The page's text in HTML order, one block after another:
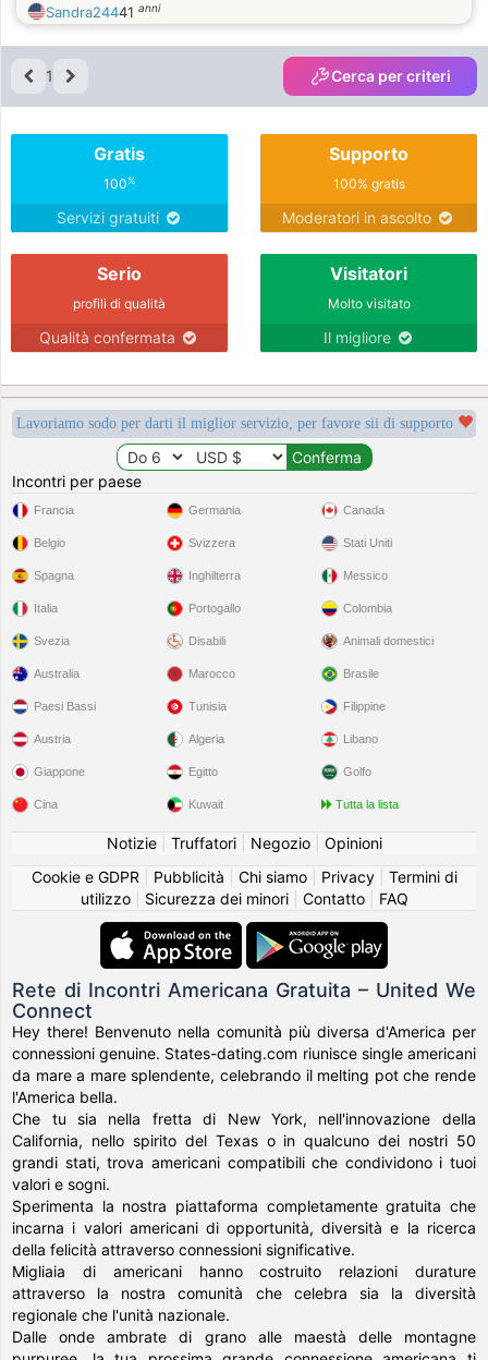
Sandra24441 anni
1 Cerca per criteri
Gratis
100%
Servizi gratuiti
Supporto
100% gratis
Moderatori in ascolto
Serio
profili di qualità
Qualità confermata
Visitatori
Molto visitato
Il migliore
Lavoriamo sodo per darti il miglior servizio, per favore sii di supporto
Incontri per paese
Francia
Belgio
Spagna
Italia
Svezia
Germania
Svizzera
Inghilterra
Portogallo
Disabili
Canada
Stati Uniti
Messico
Colombia
Animali domestici
Australia
Paesi Bassi
Austria
Giappone
Cina
Marocco
Tunisia
Algeria
Egitto
Kuwait
Brasile
Filippine
Libano
Golfo
Tutta la lista
Notizie| Truffatori| Negozio| Opinioni
Cookie e GDPR
Pubblicità Chi siamo| Privacy| Termini di
utilizzo| Sicurezza dei minori| Contatto| FAQ
Rete di Incontri Americana Gratuita – United We
Connect
Hey there! Benvenuto nella comunità più diversa d'America per
connessioni genuine. States-dating.com riunisce single americani
da mare a mare splendente, celebrando il melting pot che rende
l'America bella.
Che tu sia nella fretta di New York, nell'innovazione della
California, nello spirito del Texas o in qualcuno dei nostri 50
grandi stati, trova americani compatibili che condividono i tuoi
valori e sogni.
Sperimenta la nostra piattaforma completamente gratuita che
incarna i valori americani di opportunità, diversità e la ricerca
della felicità attraverso connessioni significative.
Migliaia di americani hanno costruito relazioni durature
attraverso la nostra comunità che celebra sia la diversità
regionale che l'unità nazionale.
Dalle onde ambrate di grano alle maestà delle montagne